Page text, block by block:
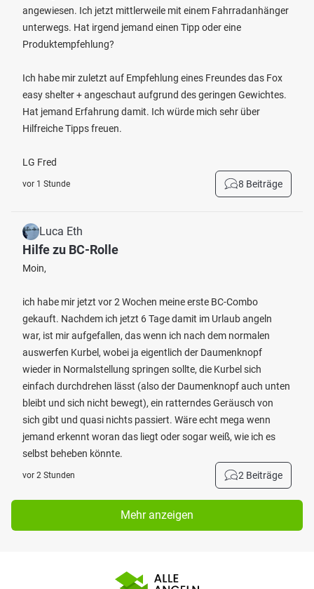
angewiesen. Ich jetzt mittlerweile mit einem Fahrradanhänger
unterwegs. Hat irgend jemand einen Tipp oder eine
Produktempfehlung?
Ich habe mir zuletzt auf Empfehlung eines Freundes das Fox
easy shelter + angeschaut aufgrund des geringen Gewichtes.
Hat jemand Erfahrung damit. Ich würde mich sehr über
Hilfreiche Tipps freuen.
LG Fred
vor 1 Stunde 8 Beiträge
Luca Eth
Hilfe zu BC-Rolle
Moin,
ich habe mir jetzt vor 2 Wochen meine erste BC-Combo
gekauft. Nachdem ich jetzt 6 Tage damit im Urlaub angeln
war, ist mir aufgefallen, das wenn ich nach dem normalen
auswerfen Kurbel, wobei ja eigentlich der Daumenknopf
wieder in Normalstellung springen sollte, die Kurbel sich
einfach durchdrehen lässt (also der Daumenknopf auch unten
bleibt und sich nicht bewegt), ein ratterndes Geräusch von
sich gibt und quasi nichts passiert. Wäre echt mega wenn
jemand erkennt woran das liegt oder sogar weiß, wie ich es
selbst beheben könnte.
vor 2 Stunden 2 Beiträge
Mehr anzeigen